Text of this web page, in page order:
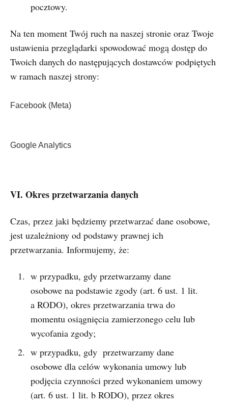
pocztowy.
Na ten moment Twój ruch na naszej stronie oraz Twoje
ustawienia przeglądarki spowodować mogą dostęp do
Twoich danych do następujących dostawców podpiętych
w ramach naszej strony:
Facebook (Meta)
Google Analytics
VI. Okres przetwarzania danych
Czas, przez jaki będziemy przetwarzać dane osobowe,
jest uzależniony od podstawy prawnej ich
przetwarzania. Informujemy, że:
w przypadku, gdy przetwarzamy dane
osobowe na podstawie zgody (art. 6 ust. 1 lit.
a RODO), okres przetwarzania trwa do
momentu osiągnięcia zamierzonego celu lub
wycofania zgody;
w przypadku, gdy przetwarzamy dane
osobowe dla celów wykonania umowy lub
podjęcia czynności przed wykonaniem umowy
(art. 6 ust. 1 lit. b RODO), przez okres